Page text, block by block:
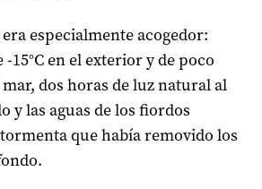
especialmente acogedor:
15°C en el exterior y de poco
mar, dos horas de luz natural al
y las aguas de los fiordos
que había removido los